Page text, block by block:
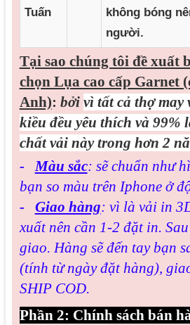
Tuấn
không bóng
người.
Tại sao chúng tôi đề xuất
chọn Lụa cao cấp Garnet
Anh): bởi vì tất cả thợ may
kiều đều yêu thích và 99%
chất vải này trong hơn 2
-Màu sắc: sẽ chuẩn như
bạn so màu trên Iphone ở
- Giao hàng: vì là vải in
xuất nên cần 1-2 đặt in.
giao. Hàng sẽ đến tay bạn
(tính từ ngày đặt hàng),
SHIP COD.
Phần 2: Chính sách bán